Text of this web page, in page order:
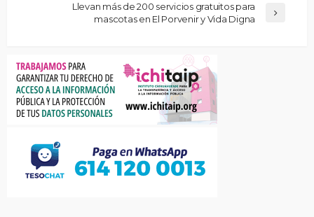
Llevan más de 200 servicios gratuitos para
mascotas en El Porvenir y Vida Digna